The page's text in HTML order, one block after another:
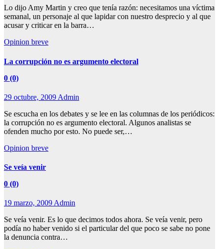
Lo dijo Amy Martin y creo que tenía razón: necesitamos una víctima
semanal, un personaje al que lapidar con nuestro desprecio y al que
acusar y criticar en la barra…
Opinion breve
La corrupción no es argumento electoral
0 (0)
29 octubre, 2009 Admin
Se escucha en los debates y se lee en las columnas de los periódicos:
la corrupción no es argumento electoral. Algunos analistas se
ofenden mucho por esto. No puede ser,…
Opinion breve
Se veía venir
0 (0)
19 marzo, 2009Admin
Se veía venir. Es lo que decimos todos ahora. Se veía venir, pero
podía no haber venido si el particular del que poco se sabe no pone
la denuncia contra…